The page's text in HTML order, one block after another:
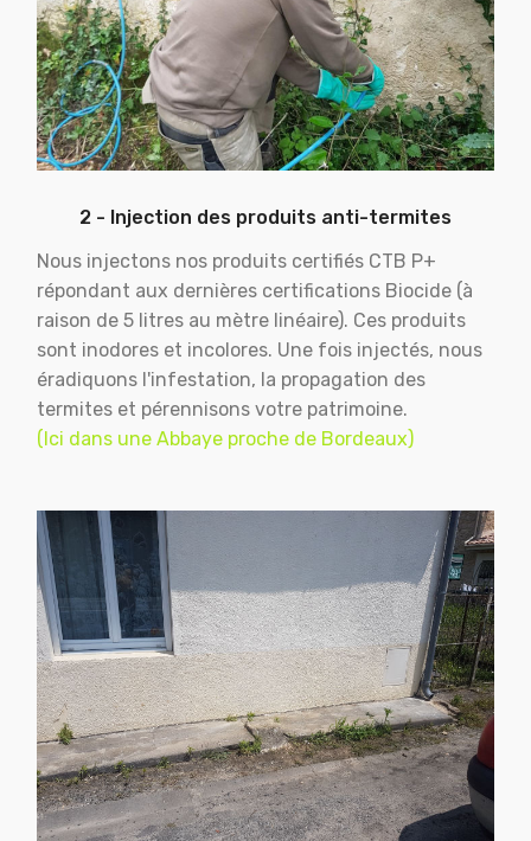
2 - Injection des produits anti-termites
Nous injectons nos produits certifiés CTB P+
répondant aux dernières certifications Biocide (à
raison de 5 litres au mètre linéaire). Ces produits
sont inodores et incolores. Une fois injectés, nous
éradiquons l'infestation, la propagation des
termites et pérennisons votre patrimoine.
(Ici dans une Abbaye proche de Bordeaux)